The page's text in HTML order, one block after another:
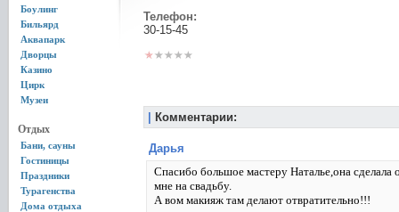
Боулинг
Бильярд
Аквапарк
Дворцы
Казино
Цирк
Музеи
Отдых
Бани, сауны
Гостиницы
Праздники
Турагенства
Дома отдыха
Телефон:
30-15-45
Комментарии:
Дарья
Спасибо большое мастеру Наталье,она
мне на свадьбу.
А вом макияж там делают отвратительно!!!